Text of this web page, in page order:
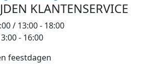
KLANTENSERVICE
/ 13:00 - 18:00
- 16:00
feestdagen